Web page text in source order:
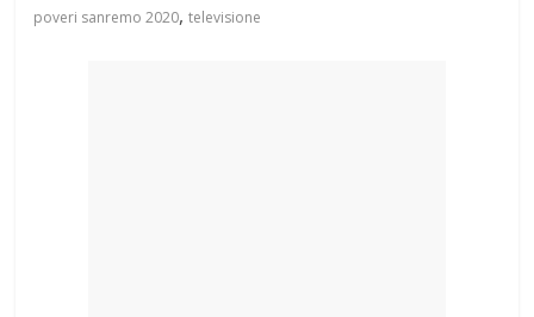
poveri sanremo 2020,televisione